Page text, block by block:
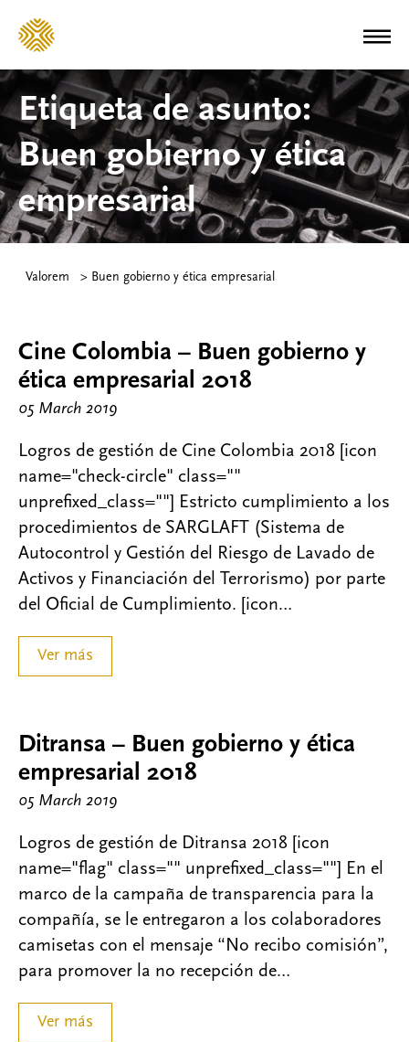
Etiqueta de asunto:
Buen gobierno y ética
empresarial
Valorem > Buen gobierno y ética empresarial
Cine Colombia – Buen gobierno y
ética empresarial 2018
05 March 2019
Logros de gestión de Cine Colombia 2018 [icon
name="check-circle" class=""
unprefixed_class=""] Estricto cumplimiento a los
procedimientos de SARGLAFT (Sistema de
Autocontrol y Gestión del Riesgo de Lavado de
Activos y Financiación del Terrorismo) por parte
del Oficial de Cumplimiento. [icon…
Ver más
Ditransa – Buen gobierno y ética
empresarial 2018
05 March 2019
Logros de gestión de Ditransa 2018 [icon
name="flag" class="" unprefixed_class=""] En el
marco de la campaña de transparencia para la
compañía, se le entregaron a los colaboradores
camisetas con el mensaje “No recibo comisión”,
para promover la no recepción de…
Ver más